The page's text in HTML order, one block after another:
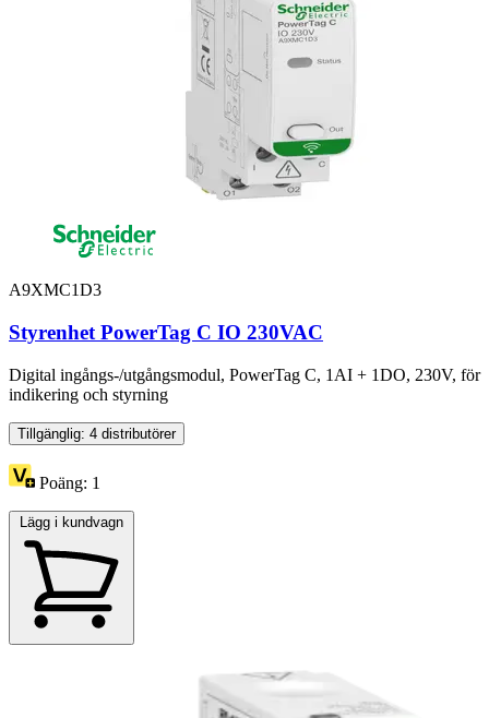
A9XMC1D3
Styrenhet PowerTag C IO 230VAC
Digital ingångs-/utgångsmodul, PowerTag C, 1AI + 1DO, 230V, för
indikering och styrning
Tillgänglig: 4 distributörer
Poäng: 1
Lägg i kundvagn